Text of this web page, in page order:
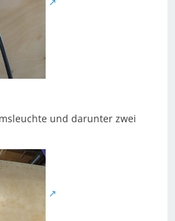
und darunter zwei